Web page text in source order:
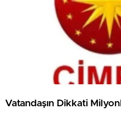
Vatandaşın Dikkati